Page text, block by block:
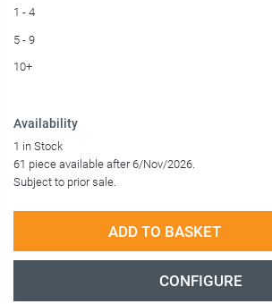
1 - 4
5 - 9
10+
Availability
1 in Stock
61 piece available after 6/Nov/2026.
Subject to prior sale.
ADD TO BASKET
CONFIGURE